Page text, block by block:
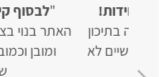
"לבסוף קיבלתי 94 ב- 5 יחידות!
האתר בנוי בצורה
ומובן וכמובן מקיף
שצריך